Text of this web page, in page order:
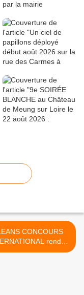
CONCOURS
rend
à HENRI